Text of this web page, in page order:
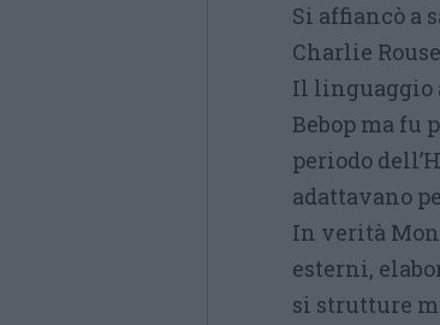
Si affiancò a
Charlie
Il linguaggio
Bebop ma fu
periodo
adattavano
In verità
esterni,
si strutture